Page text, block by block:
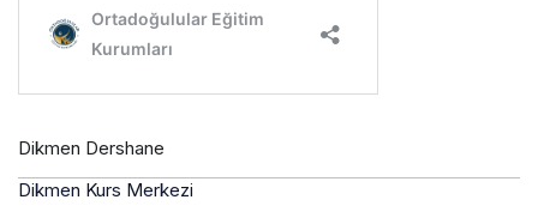
Dikmen Dershane
Dikmen Kurs Merkezi